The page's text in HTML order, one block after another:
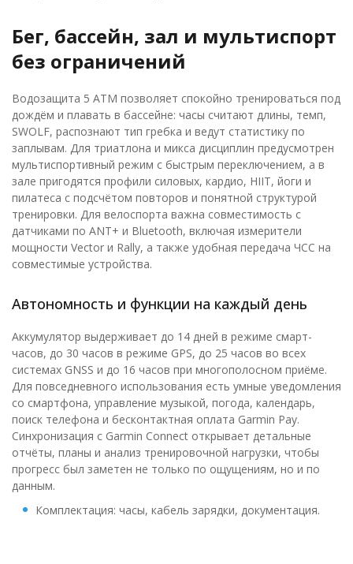
Бег, бассейн, зал и мультиспорт
без ограничений
Водозащита 5 ATM позволяет спокойно тренироваться под
дождём и плавать в бассейне: часы считают длины, темп,
SWOLF, распознают тип гребка и ведут статистику по
заплывам. Для триатлона и микса дисциплин предусмотрен
мультиспортивный режим с быстрым переключением, а в
зале пригодятся профили силовых, кардио, HIIT, йоги и
пилатеса с подсчётом повторов и понятной структурой
тренировки. Для велоспорта важна совместимость с
датчиками по ANT+ и Bluetooth, включая измерители
мощности Vector и Rally, а также удобная передача ЧСС на
совместимые устройства.
Автономность и функции на каждый день
Аккумулятор выдерживает до 14 дней в режиме смарт-
часов, до 30 часов в режиме GPS, до 25 часов во всех
системах GNSS и до 16 часов при многополосном приёме.
Для повседневного использования есть умные уведомления
со смартфона, управление музыкой, погода, календарь,
поиск телефона и бесконтактная оплата Garmin Pay.
Синхронизация с Garmin Connect открывает детальные
отчёты, планы и анализ тренировочной нагрузки, чтобы
прогресс был заметен не только по ощущениям, но и по
данным.
Комплектация: часы, кабель зарядки, документация.